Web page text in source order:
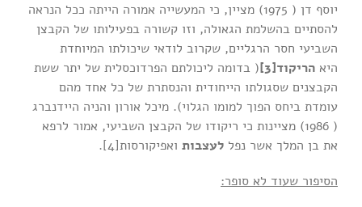
יוסף דן ( 1975) מציין, כי המעשייה אמורה הייתה ככל הנראה
להסתיים בהשלמת הגאולה, וזו קשורה בפעילותו של הקבצן
השביעי חסר הרגליים, שקרוב לודאי שיכולתו המיוחדת
היא הריקוד[3]
( בדומה ליכולתם הפרדוכסלית של יתר ששת
הקבצנים שסגולתו הייחודית והנסתרת של כל אחד מהם
עומדת ביחס הפוך למומו הגלוי). מיכל אורון והניה היידנברג
( 1986) מציינות כי ריקודו של הקבצן השביעי, אמור לרפא
את בן המלך אשר נפל לעצבות ואפיקורסות[4].
הסיפור שעוד לא סופר: